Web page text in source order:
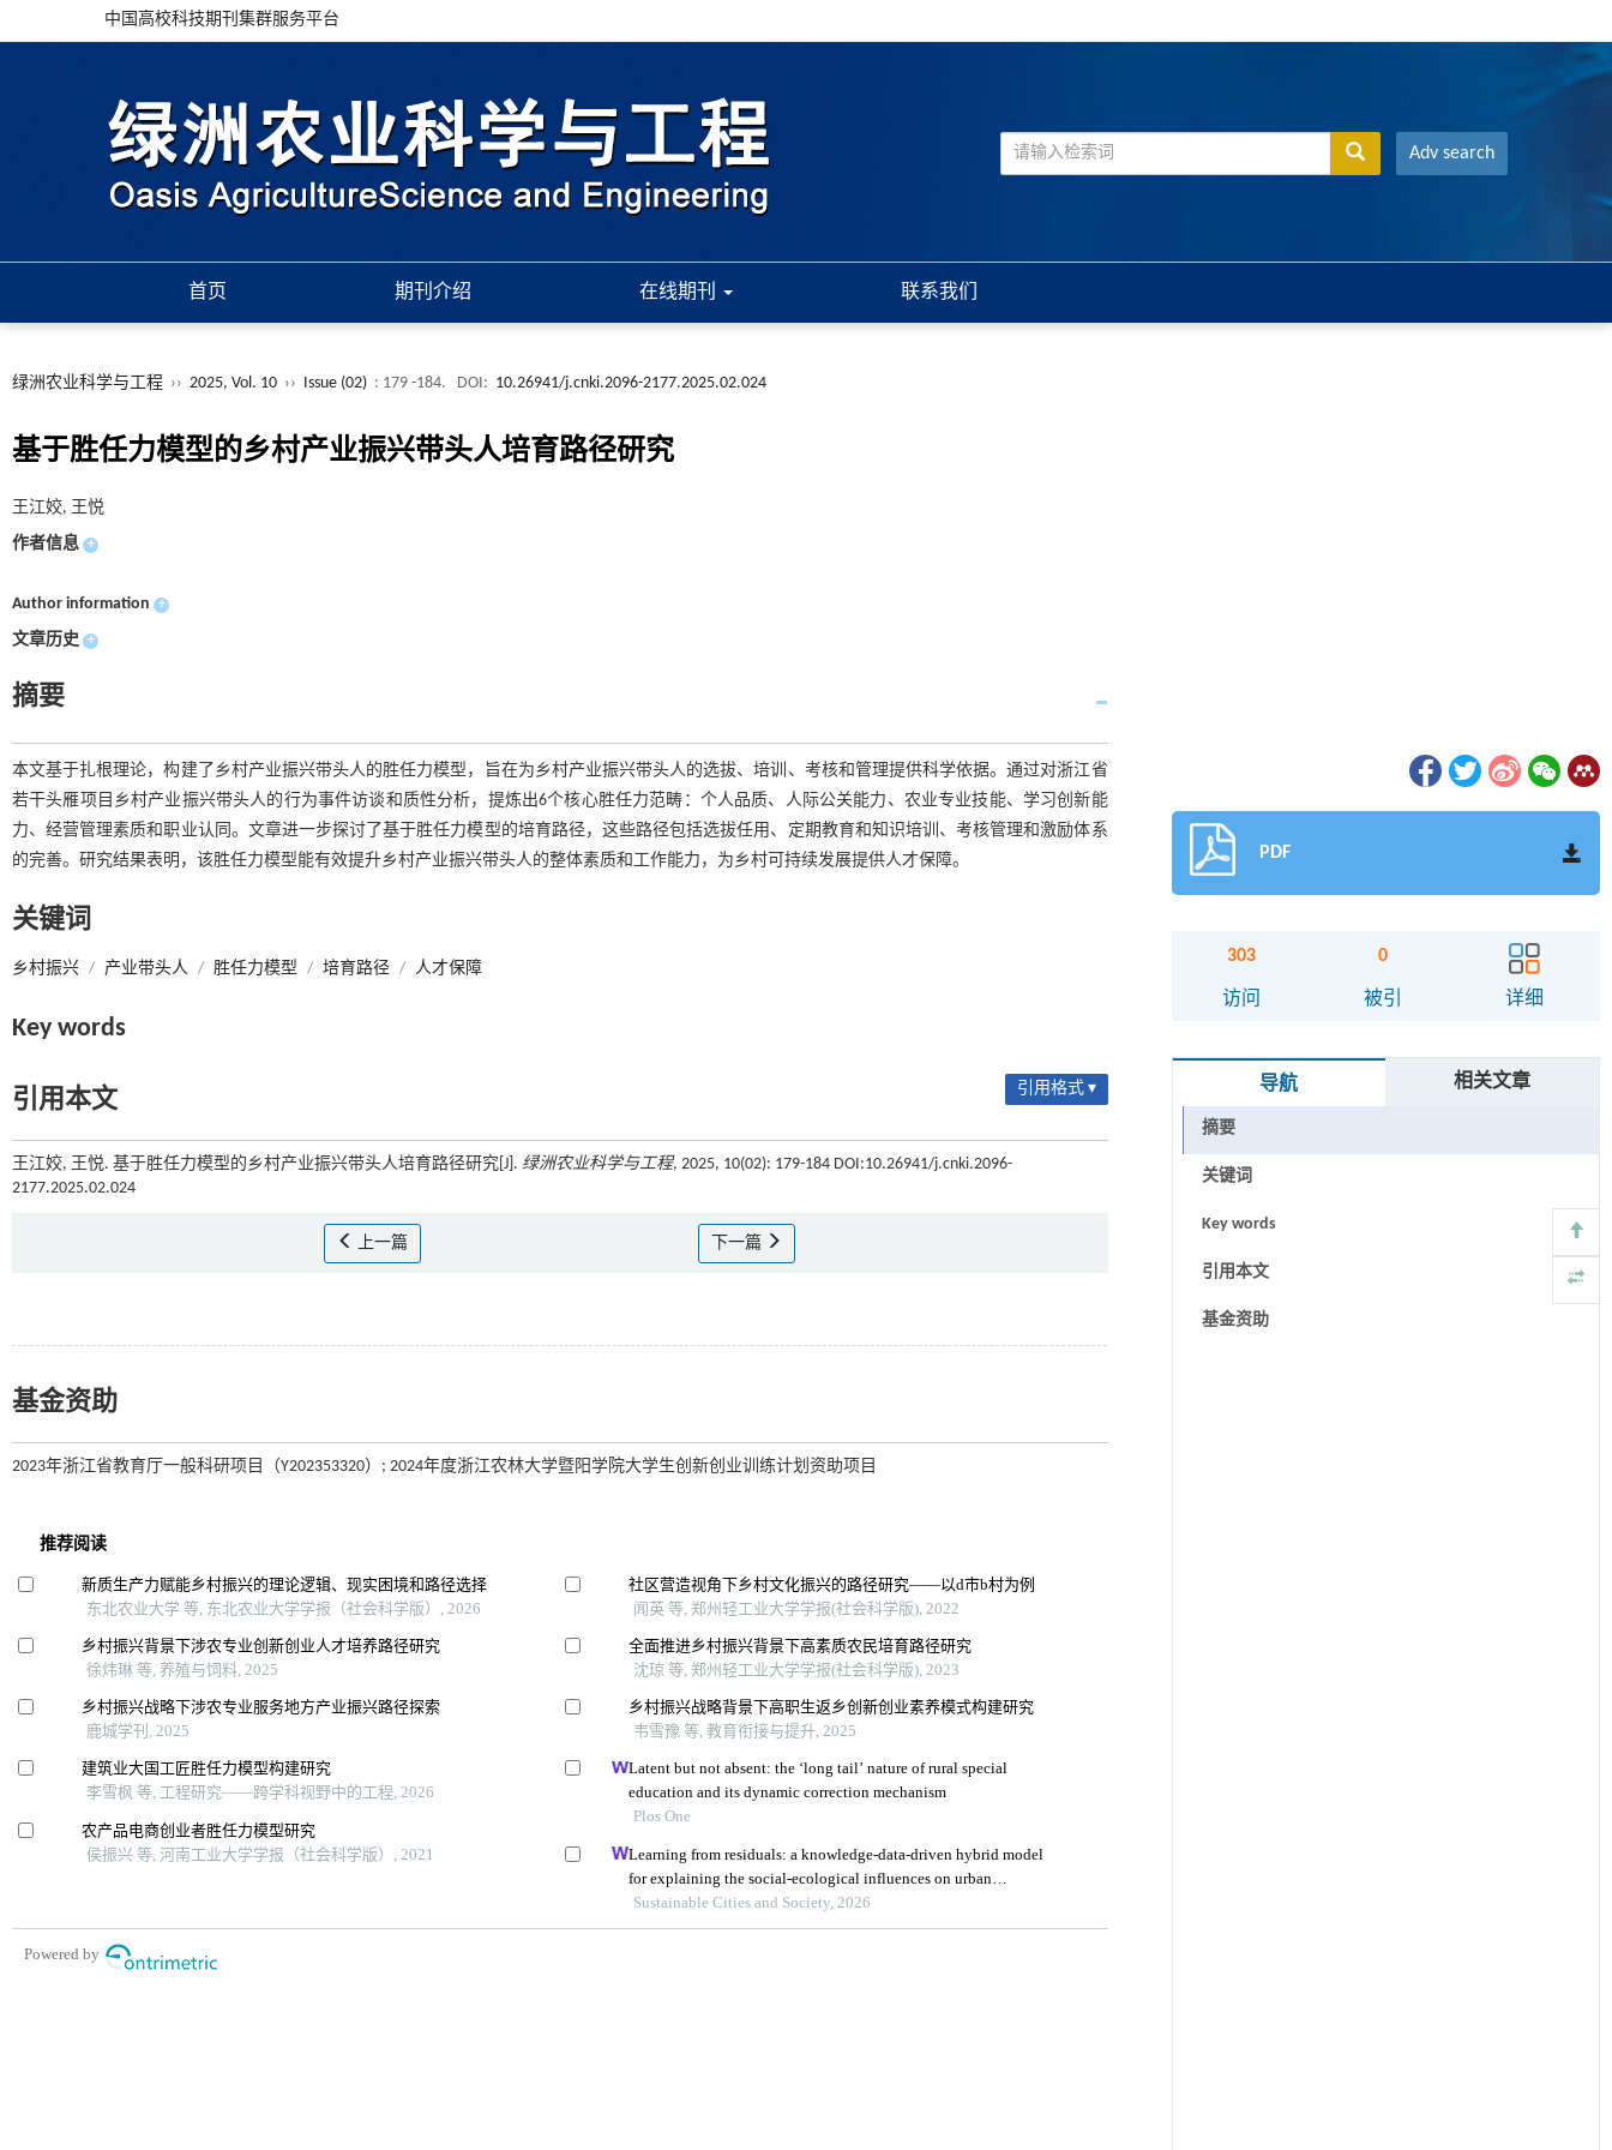
中国高校科技期刊集群服务平台
Adv search
首页 期刊介绍 在线期刊 联系我们
绿洲农业科学与工程 ›› 2025, Vol. 10 ›› Issue (02) : 179 -184. DOI: 10.26941/j.cnki.2096-2177.2025.02.024
基于胜任力模型的乡村产业振兴带头人培育路径研究
王江姣, 王悦
作者信息 +
Author information +
文章历史 +
摘要
本文基于扎根理论，构建了乡村产业振兴带头人的胜任力模型，旨在为乡村产业振兴带头人的选拔、培训、考核和管理提供科学依据。通过对浙江省
若干头雁项目乡村产业振兴带头人的行为事件访谈和质性分析，提炼出6个核心胜任力范畴：个人品质、人际公关能力、农业专业技能、学习创新能
力、经营管理素质和职业认同。文章进一步探讨了基于胜任力模型的培育路径，这些路径包括选拔任用、定期教育和知识培训、考核管理和激励体系
的完善。研究结果表明，该胜任力模型能有效提升乡村产业振兴带头人的整体素质和工作能力，为乡村可持续发展提供人才保障。
关键词
乡村振兴 / 产业带头人 / 胜任力模型 / 培育路径 / 人才保障
Key words
引用本文 引用格式 ▾
王江姣, 王悦. 基于胜任力模型的乡村产业振兴带头人培育路径研究[J]. 绿洲农业科学与工程, 2025, 10(02): 179-184 DOI:10.26941/j.cnki.2096-
2177.2025.02.024
上一篇 下一篇
基金资助
2023年浙江省教育厅一般科研项目（Y202353320）; 2024年度浙江农林大学暨阳学院大学生创新创业训练计划资助项目
PDF
303
访问
0
被引 详细
导航 相关文章
摘要
关键词
Key words
引用本文
基金资助